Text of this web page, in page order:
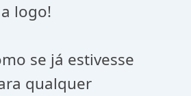
logo!
se já estivesse
qualquer